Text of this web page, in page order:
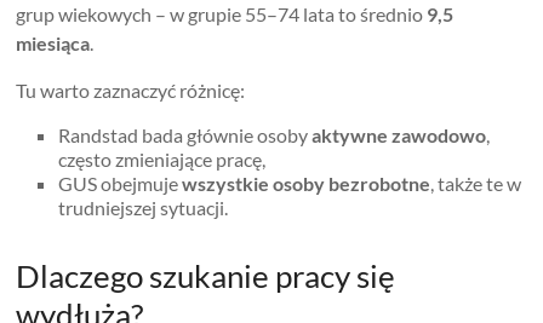
grup wiekowych – w grupie 55–74 lata to średnio 9,5
miesiąca.
Tu warto zaznaczyć różnicę:
Randstad bada głównie osobyaktywne zawodowo,
często zmieniające pracę,
GUS obejmujewszystkie osoby bezrobotne, także te w
trudniejszej sytuacji.
Dlaczego szukanie pracy się
wydłuża?